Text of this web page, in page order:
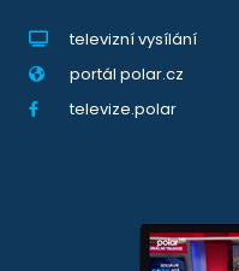
televizní vysílání
portál polar.cz
televize.polar